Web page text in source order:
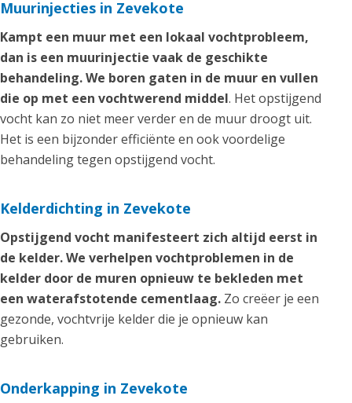
Muurinjecties in Zevekote
Kampt een muur met een lokaal vochtprobleem,
dan is een muurinjectie vaak de geschikte
behandeling. We boren gaten in de muur en vullen
die op met een vochtwerend middel. Het opstijgend
vocht kan zo niet meer verder en de muur droogt uit.
Het is een bijzonder efficiënte en ook voordelige
behandeling tegen opstijgend vocht.
Kelderdichting in Zevekote
Opstijgend vocht manifesteert zich altijd eerst in
de kelder. We verhelpen vochtproblemen in de
kelder door de muren opnieuw te bekleden met
een waterafstotende cementlaag. Zo creëer je een
gezonde, vochtvrije kelder die je opnieuw kan
gebruiken.
Onderkapping in Zevekote